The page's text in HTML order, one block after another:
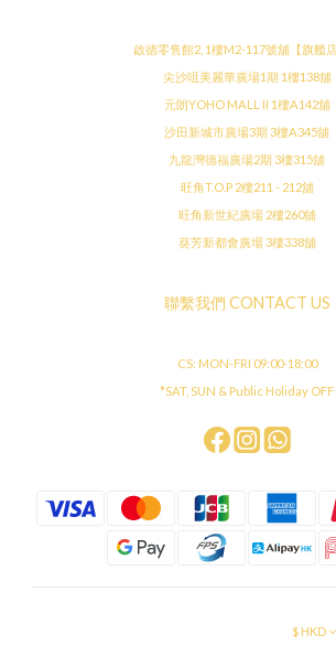
啟德零售館2, 1樓M2-117號舖【旗艦店
尖沙咀美麗華廣場1期 1樓138舖
元朗YOHO MALL II 1樓A142舖
沙田新城市廣場3期 3樓A345舖
九龍灣德福廣場2期 3樓315舖
旺角T.O.P 2樓211 - 212舖
旺角新世紀廣場 2樓260舖
葵芳新都會廣場 3樓338舖
聯繫我們 CONTACT US
CS: MON-FRI 09:00-18:00
*SAT, SUN & Public Holiday OFF
$ HKD